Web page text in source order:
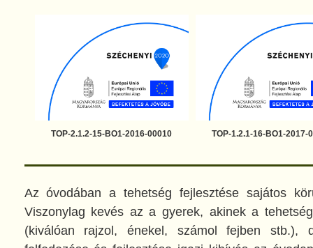
TOP-2.1.2-15-BO1-2016-00010 TOP-1.2.1-16-BO1-2017-
Az óvodában a tehetség fejlesztése sajátos
Viszonylag kevés az a gyerek, akinek a
(kiválóan rajzol, énekel, számol fejben stb.),